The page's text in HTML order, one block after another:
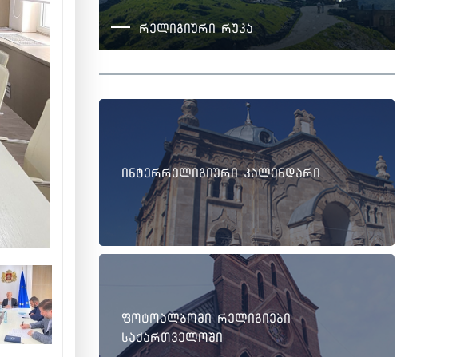
რელიგიური რუკა
ინტერრელიგიური კალენდარი
ფოტოალბომი რელიგიები
საქართველოში